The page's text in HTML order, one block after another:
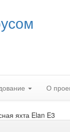
О
яхта Elan E3